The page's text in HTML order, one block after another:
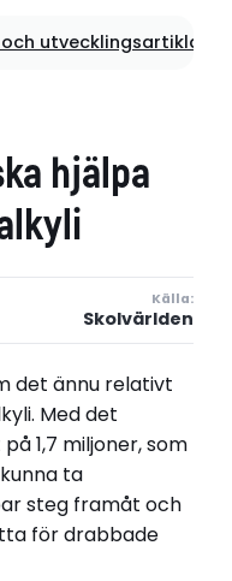
utvecklingsartiklar
hjälpa
Källa:
Skolvärlden
det ännu relativt
Med det
1,7 miljoner, som
ta
steg framåt och
för drabbade